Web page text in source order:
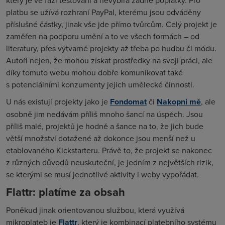
platbu se užívá rozhraní PayPal, kterému jsou odváděny
příslušné částky, jinak vše jde přímo tvůrcům. Celý projekt je
zaměřen na podporu umění a to ve všech formách – od
literatury, přes výtvarné projekty až třeba po hudbu či módu.
Autoři nejen, že mohou získat prostředky na svoji práci, ale
díky tomuto webu mohou dobře komunikovat také
s potenciálními konzumenty jejich umělecké činnosti.
U nás existují projekty jako je Fondomat či Nakopni mě, ale
osobně jim nedávám příliš mnoho šancí na úspěch. Jsou
příliš malé, projektů je hodně a šance na to, že jich bude
větší množství dotažené až dokonce jsou menší než u
etablovaného Kickstarteru. Právě to, že projekt se nakonec
z různých důvodů neuskuteční, je jedním z největších rizik,
se kterými se musí jednotlivé aktivity i weby vypořádat.
Flattr: platíme za obsah
Poněkud jinak orientovanou službou, která využívá
mikroplateb je Flattr, který je kombinací platebního systému